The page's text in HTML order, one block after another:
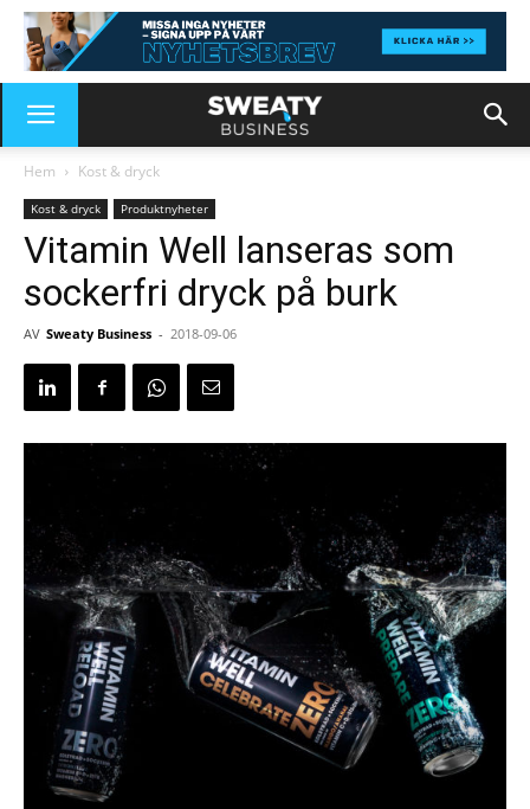
Hem Kost & dryck
Kost & dryck Produktnyheter
Vitamin Well lanseras som
sockerfri dryck på burk
AV Sweaty Business - 2018-09-06